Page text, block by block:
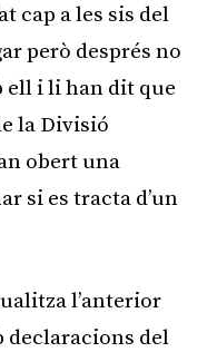
cap a les sis del
però després no
ell i li han dit que
la Divisió
obert una
si es tracta d’un
l’anterior
declaracions del